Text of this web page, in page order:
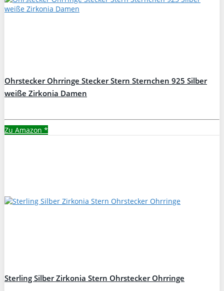
Ohrstecker Ohrringe Stecker Stern Sternchen 925 Silber
weiße Zirkonia Damen
Zu Amazon *
Sterling Silber Zirkonia Stern Ohrstecker Ohrringe